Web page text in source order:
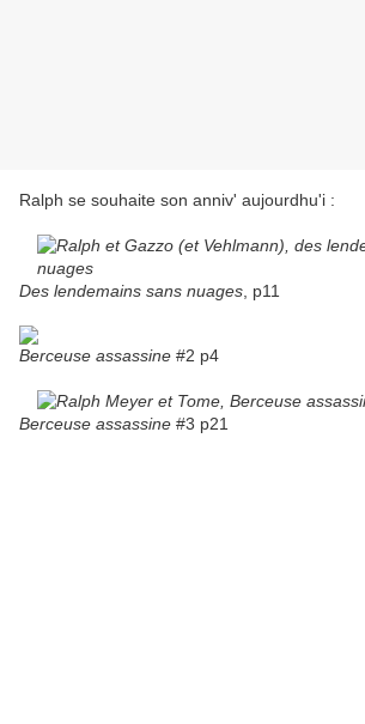
Ralph se souhaite son anniv' aujourdhu'i :
Des lendemains sans nuages , p11
Berceuse assassine #2 p4
Berceuse assassine #3 p21